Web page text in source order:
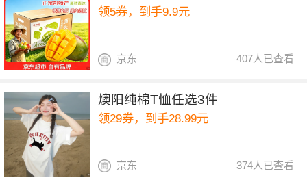
领5券，到手9.9元
407人已查看
京东
燠阳纯棉T恤任选3件
领29券，到手28.99元
374人已查看
京东